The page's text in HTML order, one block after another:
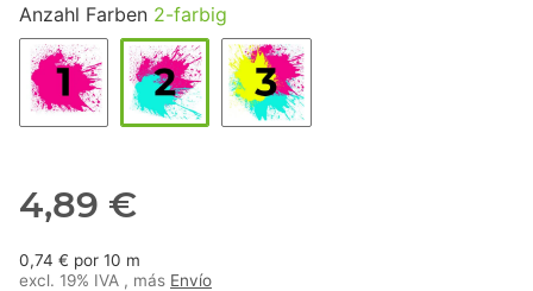
Anzahl Farben 2-farbig
4,89 €
0,74 € por 10 m
excl. 19% IVA , más Envío